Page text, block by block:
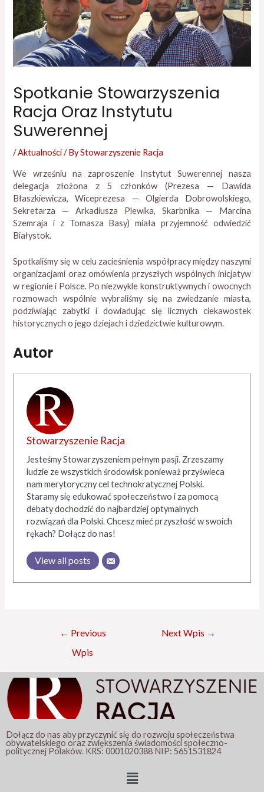
Spotkanie Stowarzyszenia
Racja Oraz Instytutu
Suwerennej
/Aktualności/ ByStowarzyszenie Racja
We wrześniu na zaproszenie Instytut Suwerennej nasza
delegacja złożona z 5 członków (Prezesa — Dawida
Błaszkiewicza, Wiceprezesa — Olgierda Dobrowolskiego,
Sekretarza — Arkadiusza Plewika, Skarbnika — Marcina
Szemraja i z Tomasza Basy) miała przyjemność odwiedzić
Białystok.
Spotkaliśmy się w celu zacieśnienia współpracy między naszymi
organizacjami oraz omówienia przyszłych wspólnych inicjatyw
w regionie i Polsce. Po niezwykle konstruktywnych i owocnych
rozmowach wspólnie wybraliśmy się na zwiedzanie miasta,
podziwiając zabytki i dowiadując się licznych ciekawostek
historycznych o jego dziejach i dziedzictwie kulturowym.
Autor
Stowarzyszenie Racja
Jesteśmy Stowarzyszeniem pełnym pasji. Zrzeszamy
ludzie ze wszystkich środowisk ponieważ przyświeca
nam merytoryczny cel technokratycznej Polski.
Staramy się edukować społeczeństwo i za pomocą
debaty dochodzić do najbardziej optymalnych
rozwiązań dla Polski. Chcesz mieć przyszłość w swoich
rękach? Dołącz do nas!
View all posts
← Previous
Wpis
Next Wpis →
Dołącz do nas aby przyczynić się do rozwoju społeczeństwa
obywatelskiego oraz zwiększenia świadomości społeczno-
politycznej Polaków. KRS: 0001020388 NIP: 5651531824
Menu